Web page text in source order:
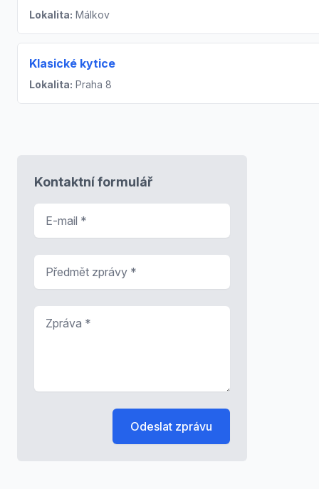
Lokalita: Málkov
Klasické kytice
Lokalita: Praha 8
Kontaktní formulář
Odeslat zprávu